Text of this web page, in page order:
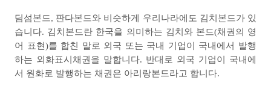
딤섬본드, 판다본드와 비슷하게 우리나라에도 김치본드가 있
습니다. 김치본드란 한국을 의미하는 김치와 본드(채권의 영
어 표현)를 합친 말로 외국 또는 국내 기업이 국내에서 발행
하는 외화표시채권을 말합니다. 반대로 외국 기업이 국내에
서 원화로 발행하는 채권은 아리랑본드라고 합니다.